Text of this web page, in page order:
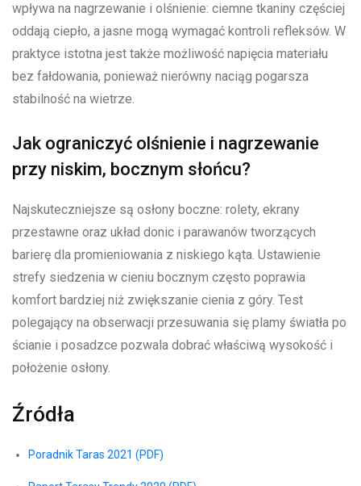
wpływa na nagrzewanie i olśnienie: ciemne tkaniny częściej
oddają ciepło, a jasne mogą wymagać kontroli refleksów. W
praktyce istotna jest także możliwość napięcia materiału
bez fałdowania, ponieważ nierówny naciąg pogarsza
stabilność na wietrze.
Jak ograniczyć olśnienie i nagrzewanie
przy niskim, bocznym słońcu?
Najskuteczniejsze są osłony boczne: rolety, ekrany
przestawne oraz układ donic i parawanów tworzących
barierę dla promieniowania z niskiego kąta. Ustawienie
strefy siedzenia w cieniu bocznym często poprawia
komfort bardziej niż zwiększanie cienia z góry. Test
polegający na obserwacji przesuwania się plamy światła po
ścianie i posadzce pozwala dobrać właściwą wysokość i
położenie osłony.
Źródła
Poradnik Taras 2021 (PDF)